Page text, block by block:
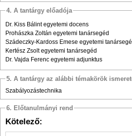
4. A tantárgy előadója
Dr. Kiss Bálint egyetemi docens
Prohászka Zoltán egyetemi tanársegéd
Szádeczky-Kardoss Emese egyetemi
Kertész Zsolt egyetemi tanársegéd
Dr. Vajda Ferenc egyetemi adjunktus
5. A tantárgy az alábbi témakörök
Szabályozástechnika
6. Előtanulmányi rend
Kötelező: